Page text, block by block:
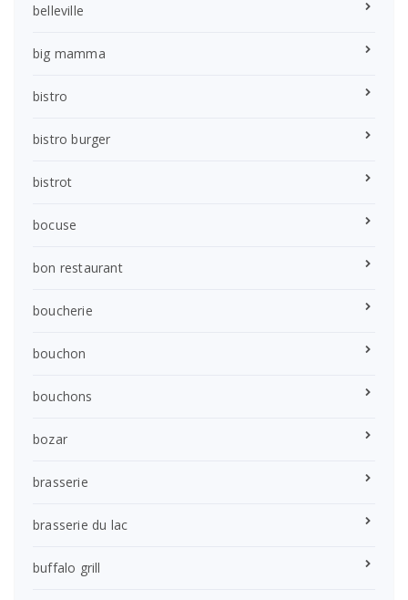
belleville
big mamma
bistro
bistro burger
bistrot
bocuse
bon restaurant
boucherie
bouchon
bouchons
bozar
brasserie
brasserie du lac
buffalo grill